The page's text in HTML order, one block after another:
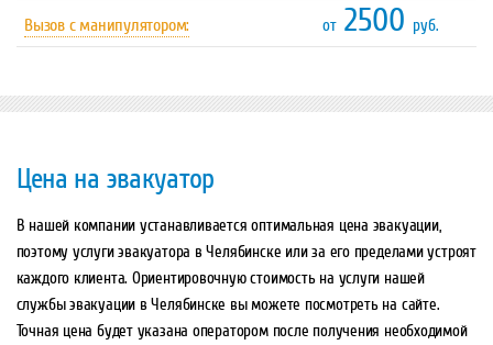
Вызов с манипулятором: от2500 руб.
Цена на эвакуатор
В нашей компании устанавливается оптимальная цена эвакуации,
поэтому услуги эвакуатора в Челябинске или за его пределами устроят
каждого клиента. Ориентировочную стоимость на услуги нашей
службы эвакуации в Челябинске вы можете посмотреть на сайте.
Точная цена будет указана оператором после получения необходимой